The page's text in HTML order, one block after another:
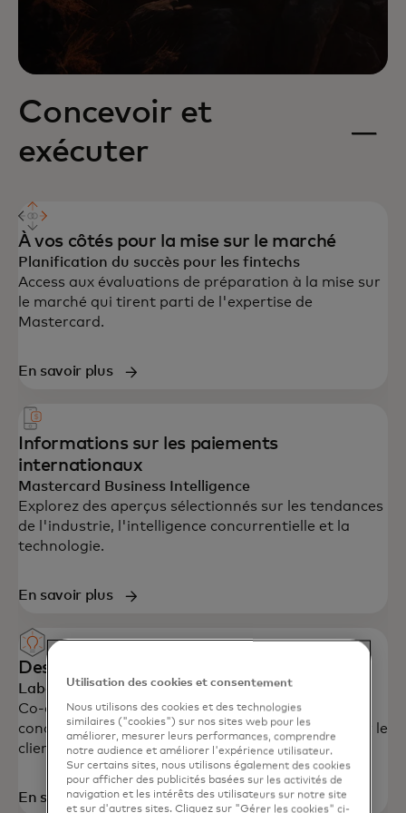
Concevoir et
exécuter
À vos côtés pour la mise sur le marché
Planification du succès pour les fintechs
Access aux évaluations de préparation à la mise sur
le marché qui tirent parti de l'expertise de
Mastercard.
En savoir plus
Informations sur les paiements
internationaux
Mastercard Business Intelligence
Explorez des aperçus sélectionnés sur les tendances
de l'industrie, l'intelligence concurrentielle et la
technologie.
En savoir plus
Des ateliers innovants
Laboratoires Numériques
Co-créez avec les experts de Mastercard pour
concevoir des solutions à fort impact, centrées sur le
client.
En savoir plus
Utilisation des cookies et consentement
Nous utilisons des cookies et des technologies
similaires ("cookies") sur nos sites web pour les
améliorer, mesurer leurs performances, comprendre
notre audience et améliorer l'expérience utilisateur.
Sur certains sites, nous utilisons également des cookies
pour afficher des publicités basées sur les activités de
navigation et les intérêts des utilisateurs sur notre site
et sur d'autres sites. Cliquez sur "Gérer les cookies" ci-